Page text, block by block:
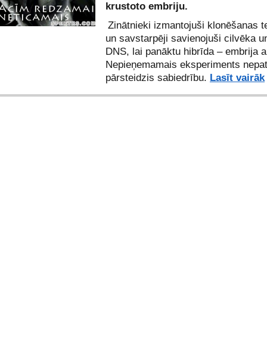
krustoto embriju.
Zinātnieki izmantojuši klonēšanas
un savstarpēji savienojuši cilvēka
DNS, lai panāktu hibrīda – embrija
Nepieņemamais eksperiments
pārsteidzis sabiedrību. Lasīt vairāk